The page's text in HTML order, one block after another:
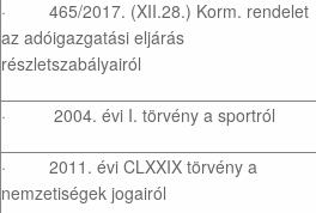
· 465/2017. (XII.28.) Korm. rendelet
az adóigazgatási eljárás
részletszabályairól
· 2004. évi I. törvény a sportról
· 2011. évi CLXXIX törvény a
nemzetiségek jogairól